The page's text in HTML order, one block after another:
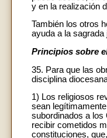
y en la realización
También los otros
ayuda a la
Principios sobre
35. Para que las
disciplina
1) Los religiosos
sean
subordinados a los
recibir cometidos
constituciones,